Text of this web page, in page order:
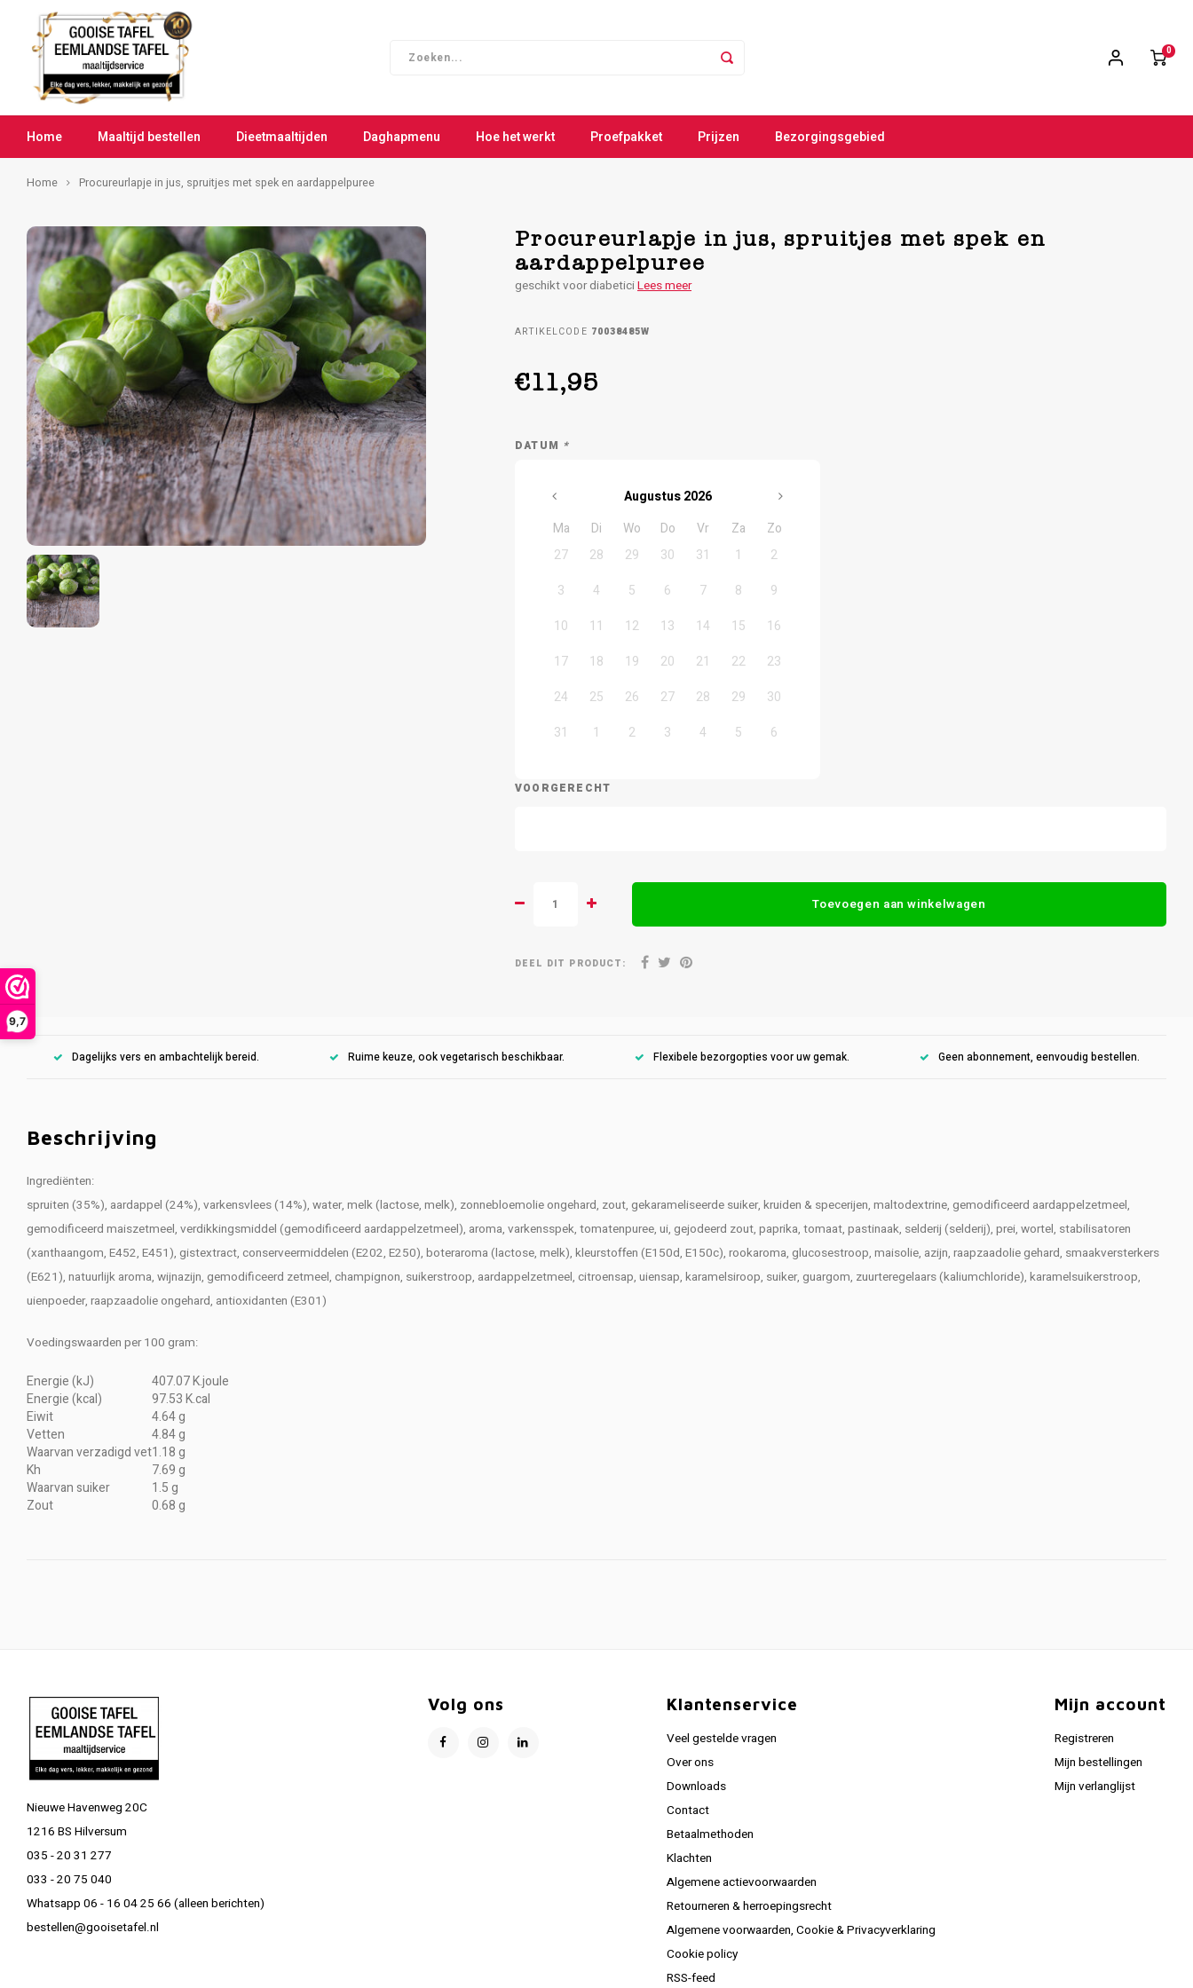
9,7
0
Home Maaltijd bestellen Dieetmaaltijden Daghapmenu Hoe het werkt Proefpakket Prijzen Bezorgingsgebied
Home Procureurlapje in jus, spruitjes met spek en aardappelpuree
Procureurlapje in jus, spruitjes met spek en
aardappelpuree
geschikt voor diabeticiLees meer
ARTIKELCODE 70038485W
€11,95
DATUM *
Augustus 2026
Ma
Di Wo Do Vr Za
Zo
27
28 29 30 31 1
2
3
4 5 6 7 8
9
10
11 12 13 14 15
16
17
18 19 20 21 22
23
24
25 26 27 28 29
30
31
1 2 3 4 5 6
VOORGERECHT
Toevoegen aan winkelwagen
DEEL DIT PRODUCT:
Dagelijks vers en ambachtelijk bereid. Ruime keuze, ook vegetarisch beschikbaar. Flexibele bezorgopties voor uw gemak. Geen abonnement, eenvoudig bestellen.
Beschrijving
Ingrediënten:
spruiten (35%), aardappel (24%), varkensvlees (14%), water, melk (lactose, melk), zonnebloemolie ongehard, zout, gekarameliseerde suiker, kruiden & specerijen, maltodextrine, gemodificeerd aardappelzetmeel,
gemodificeerd maiszetmeel, verdikkingsmiddel (gemodificeerd aardappelzetmeel), aroma, varkensspek, tomatenpuree, ui, gejodeerd zout, paprika, tomaat, pastinaak, selderij (selderij), prei, wortel, stabilisatoren
(xanthaangom, E452, E451), gistextract, conserveermiddelen (E202, E250), boteraroma (lactose, melk), kleurstoffen (E150d, E150c), rookaroma, glucosestroop, maisolie, azijn, raapzaadolie gehard, smaakversterkers
(E621), natuurlijk aroma, wijnazijn, gemodificeerd zetmeel, champignon, suikerstroop, aardappelzetmeel, citroensap, uiensap, karamelsiroop, suiker, guargom, zuurteregelaars (kaliumchloride), karamelsuikerstroop,
uienpoeder, raapzaadolie ongehard, antioxidanten (E301)
Voedingswaarden per 100 gram:
Energie (kJ)
407.07 K.joule
Energie (kcal)
97.53 K.cal
Eiwit
4.64 g
Vetten
4.84 g
Waarvan verzadigd vet1.18 g
Kh
7.69 g
Waarvan suiker
1.5 g
Zout
0.68 g
Nieuwe Havenweg 20C
1216 BS Hilversum
035 - 20 31 277
033 - 20 75 040
Whatsapp 06 - 16 04 25 66 (alleen berichten)
bestellen@gooisetafel.nl
Volg ons Klantenservice
Veel gestelde vragen
Over ons
Downloads
Contact
Betaalmethoden
Klachten
Algemene actievoorwaarden
Retourneren & herroepingsrecht
Algemene voorwaarden, Cookie & Privacyverklaring
Cookie policy
RSS-feed
Mijn account
Registreren
Mijn bestellingen
Mijn verlanglijst